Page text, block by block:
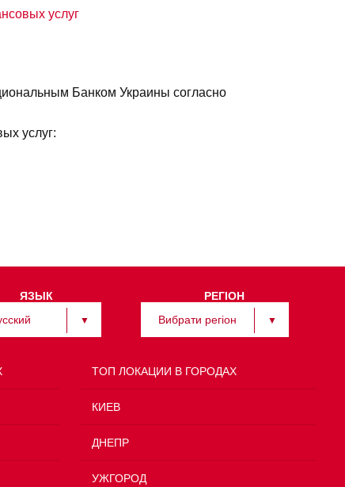
услуг
Банком Украины согласно
услуг:
ЯЗЫК
РЕГІОН
Вибрати регіон
TOП ЛОКАЦИИ В ГОРОДАХ
КИЕВ
ДНЕПР
УЖГОРОД